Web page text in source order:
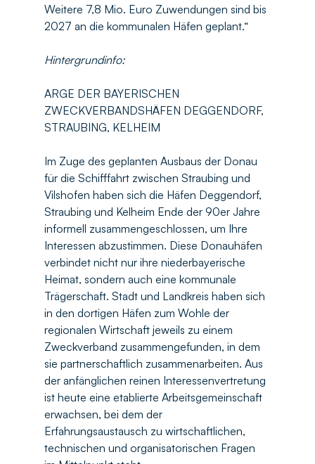
Weitere 7,8 Mio. Euro Zuwendungen sind bis
2027 an die kommunalen Häfen geplant.“
Hintergrundinfo:
ARGE DER BAYERISCHEN
ZWECKVERBANDSHÄFEN DEGGENDORF,
STRAUBING, KELHEIM
Im Zuge des geplanten Ausbaus der Donau
für die Schifffahrt zwischen Straubing und
Vilshofen haben sich die Häfen Deggendorf,
Straubing und Kelheim Ende der 90er Jahre
informell zusammengeschlossen, um Ihre
Interessen abzustimmen. Diese Donauhäfen
verbindet nicht nur ihre niederbayerische
Heimat, sondern auch eine kommunale
Trägerschaft. Stadt und Landkreis haben sich
in den dortigen Häfen zum Wohle der
regionalen Wirtschaft jeweils zu einem
Zweckverband zusammengefunden, in dem
sie partnerschaftlich zusammenarbeiten. Aus
der anfänglichen reinen Interessenvertretung
ist heute eine etablierte Arbeitsgemeinschaft
erwachsen, bei dem der
Erfahrungsaustausch zu wirtschaftlichen,
technischen und organisatorischen Fragen